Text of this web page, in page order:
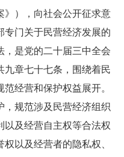
》），向社会公开征求意
专门关于民营经济发展的
，是党的二十届三中全会
九章七十七条，围绕着民
经营和保护权益展开。
，规范涉及民营经济组织
以及经营自主权等合法权
以及经营者的隐私权、